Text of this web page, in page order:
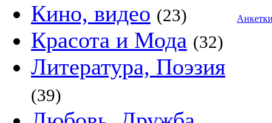
Кино, видео (23)
Красота и Мода (32)
Литература, Поэзия
(39)